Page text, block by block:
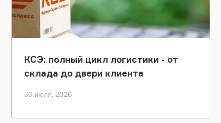
КСЭ: полный цикл логистики - от
склада до двери клиента
30 июля, 2026